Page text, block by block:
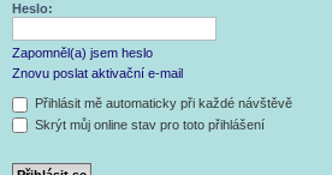
Heslo:
Zapomněl(a) jsem heslo
Znovu poslat aktivační e-mail
Přihlásit mě automaticky při každé návštěvě
Skrýt můj online stav pro toto přihlášení